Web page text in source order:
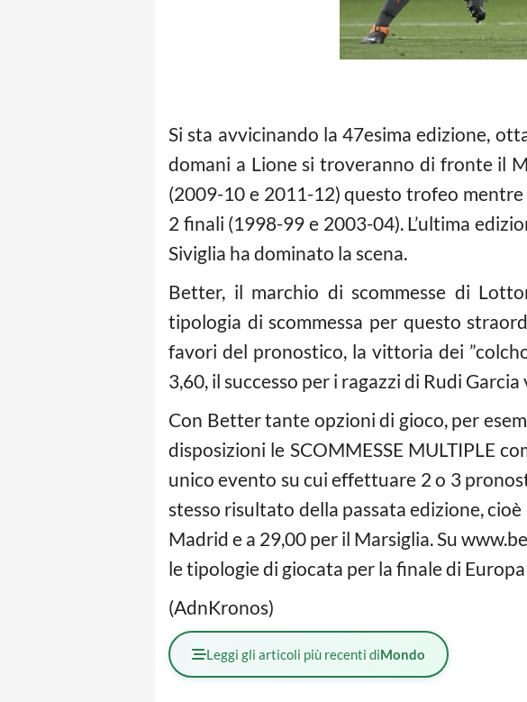
Si sta avvicinando la 47esima edizione,
domani a Lione si troveranno di fronte il
(2009-10 e 2011-12) questo trofeo
2 finali (1998-99 e 2003-04). L’ultima
Siviglia ha dominato la scena.
Better, il marchio di scommesse di
tipologia di scommessa per questo
favori del pronostico, la vittoria dei
3,60, il successo per i ragazzi di Rudi
Con Better tante opzioni di gioco, per
disposizioni le SCOMMESSE MULTIPLE
unico evento su cui effettuare 2 o 3
stesso risultato della passata edizione,
Madrid e a 29,00 per il Marsiglia. Su
le tipologie di giocata per la finale di
(AdnKronos)
Leggi gli articoli più recenti diMondo